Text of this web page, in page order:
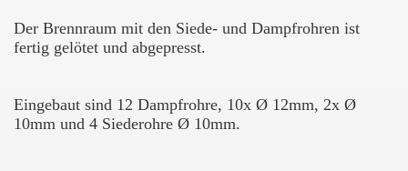
Der Brennraum mit den Siede- und Dampfrohren ist
fertig gelötet und abgepresst.
Eingebaut sind 12 Dampfrohre, 10x Ø 12mm, 2x Ø
10mm und 4 Siederohre Ø 10mm.